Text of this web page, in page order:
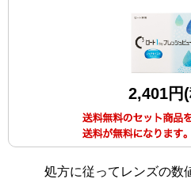
2,401円
処方に従ってレンズの数